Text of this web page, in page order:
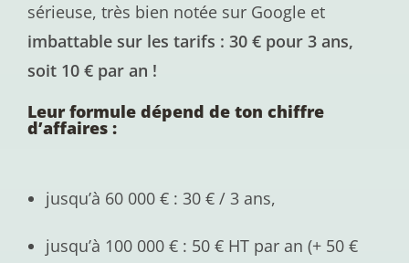
sérieuse, très bien notée sur Google et
imbattable sur les tarifs : 30 € pour 3 ans,
soit 10 € par an !
Leur formule dépend de ton chiffre
d’affaires :
jusqu’à 60 000 € : 30 € / 3 ans,
jusqu’à 100 000 € : 50 € HT par an (+ 50 €